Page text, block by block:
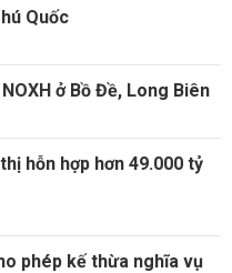
Quốc
ở Bồ Đề, Long Biên
hỗn hợp hơn 49.000 tỷ
phép kế thừa nghĩa vụ